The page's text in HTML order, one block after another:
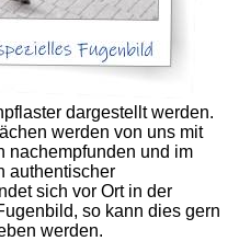
dargestellt werden.
werden von uns mit
nachempfunden und im
authentischer
sich vor Ort in der
so kann dies gern
werden.